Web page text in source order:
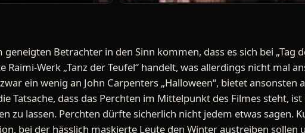
Betrachter in den Sinn kommen, dass es sich bei „Tag
Werk „Tanz der Teufel“ handelt, was allerdings nicht mal
ein wenig an John Carpenters „Halloween“, bietet ansonsten
Tatsache, dass das Perchten im Mittelpunkt des Filmes steht,
zu lassen. Perchten dürfte sicherlich nicht jedem etwas sagen.
bei der hässlich maskierte Leute den Winter austreiben sollen